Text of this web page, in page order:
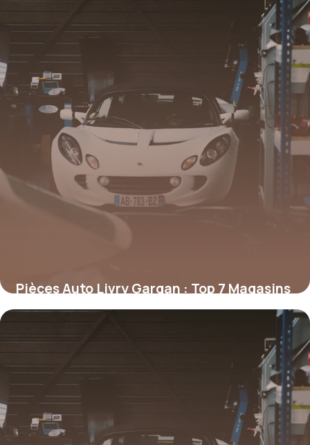
Pièces Auto Livry Gargan : Top 7 Magasins
2026